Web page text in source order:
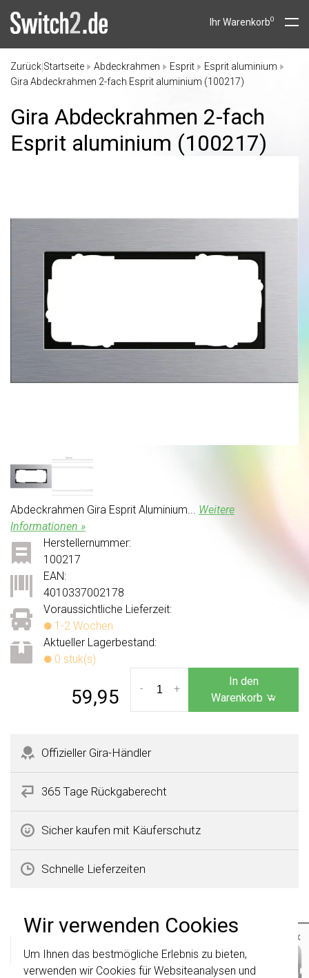
Wir verwenden Cookies
Um Ihnen das bestmögliche Erlebnis zu bieten,
verwenden wir Cookies für Websiteanalysen und
Ihr Warenkorb0
Zurück Startseite Abdeckrahmen Esprit
Esprit aluminium
Gira Abdeckrahmen 2-fach Esprit aluminium (100217)
Gira Abdeckrahmen 2-fach
Esprit aluminium (100217)
Abdeckrahmen Gira Esprit Aluminium... Weitere
Informationen »
Voraussichtliche Lieferzeit:
1-2 Wochen
Aktueller Lagerbestand:
0 stuk(s)
Herstellernummer:
100217
EAN:
4010337002178
59,95 +
-
In den
Warenkorb
Offizieller Gira-Händler
365 Tage Rückgaberecht
Sicher kaufen mit Käuferschutz
Schnelle Lieferzeiten
Produktbeschreibung
Gira 100217 Datenblatt
×
Wichtig: Gira Schalter und
Schalterwippen wurden erneuert. Sie sind